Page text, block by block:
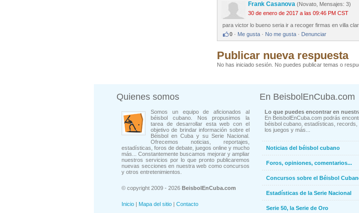
Frank Casanova (Novato, Mensajes: 3)
30 de enero de 2017 a las 09:46 PM CST
para victor lo bueno seria ir a recoger firmas en villa
0 · Me gusta · No me gusta · Denunciar
Publicar nueva respuesta
No has iniciado sesión. No puedes publicar temas o
Quienes somos
Somos un equipo de aficionados al
béisbol cubano. Nos propusimos la
tarea de desarrollar esta web con el
objetivo de brindar información sobre el
Béisbol en Cuba y su Serie Nacional.
Ofrecemos noticias, reportajes,
estadísticas, foros de debate, juegos online y mucho
más... Constantemente buscamos mejorar y ampliar
nuestros servicios por lo que pronto publicaremos
nuevas secciones en nuestra web como concursos
y otros entretenimientos.
© copyright 2009 - 2026 BeisbolEnCuba.com
Inicio | Mapa del sitio | Contacto
En BeisbolEnCuba.com
Lo que puedes encontrar en
En BeisbolEnCuba.com podrás
béisbol cubano, estadísticas, records,
los juegos y más...
Noticias del béisbol cubano
Foros, opiniones, comentarios...
Concursos sobre el Béisbol
Estadísticas de la Serie Nacional
Serie 50, la Serie de Oro